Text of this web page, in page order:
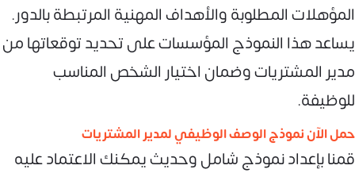
المؤهلات المطلوبة والأهداف المهنية المرتبطة بالدور.
يساعد هذا النموذج المؤسسات على تحديد توقعاتها من
مدير المشتريات وضمان اختيار الشخص المناسب
للوظيفة.
حمل الآن نموذج الوصف الوظيفي لمدير المشتريات
قمنا بإعداد نموذج شامل وحديث يمكنك الاعتماد عليه